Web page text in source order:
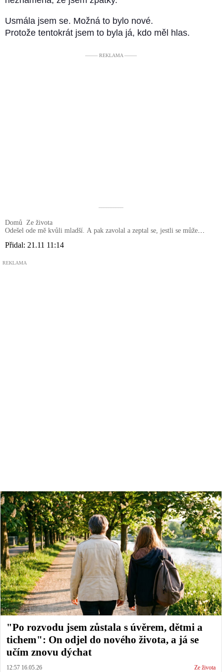
Usmála jsem se. Možná to bylo nové.
Protože tentokrát jsem to byla já, kdo měl hlas.
––––– REKLAMA –––––
––––––––––
Domů
Ze života
Odešel ode mě kvůli mladší. A pak zavolal a zeptal se, jestli se může
Přidal: 21.11 11:14
REKLAMA
"Po rozvodu jsem zůstala s úvěrem, dětmi a
tichem": On odjel do nového života, a já se
učím znovu dýchat
12:57 16.05.26 Ze života